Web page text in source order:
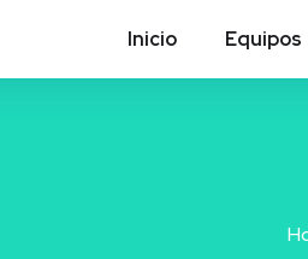
Inicio Equipos